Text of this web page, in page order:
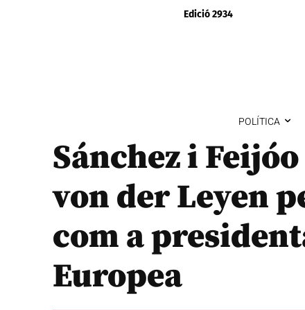
Edició 2934
POLÍTICA
Sánchez i
von der Leyen
com a
Europea